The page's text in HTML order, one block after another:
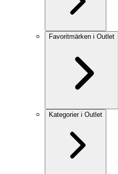
Favoritmärken i Outlet
Kategorier i Outlet